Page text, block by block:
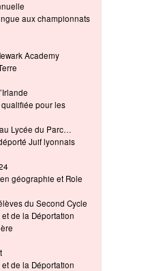
aux championnats
Academy
qualifiée pour les
Lycée du Parc…
Juif lyonnais
géographie et Role
du Second Cycle
de la Déportation
de la Déportation